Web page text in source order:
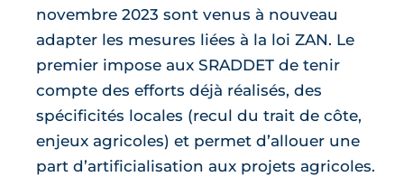
novembre 2023 sont venus à nouveau
adapter les mesures liées à la loi ZAN. Le
premier impose aux SRADDET de tenir
compte des efforts déjà réalisés, des
spécificités locales (recul du trait de côte,
enjeux agricoles) et permet d’allouer une
part d’artificialisation aux projets agricoles.